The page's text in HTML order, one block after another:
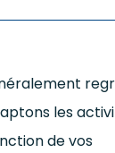
les
de vos